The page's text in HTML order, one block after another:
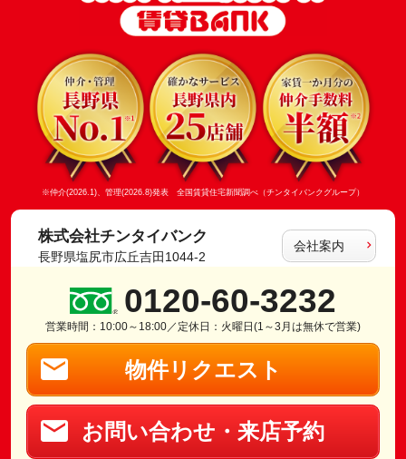
※仲介(2026.1)、管理(2026.8)発表 全国賃貸住宅新聞調べ（チンタイバンクグループ）
株式会社チンタイバンク
長野県塩尻市広丘吉田1044-2
会社案内
0120-60-3232
営業時間：10:00～18:00／定休日：火曜日(1～3月は無休で営業)
物件リクエスト
お問い合わせ・来店予約